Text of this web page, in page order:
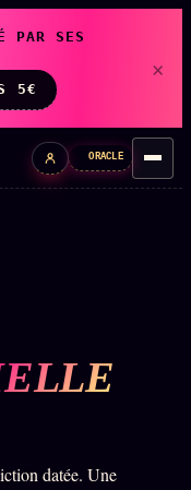
PAR SES
5€
×
ORACLE
datée. Une